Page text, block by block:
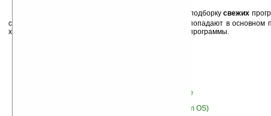
ы продолжаем публиковать еженедельную подборкусвежих
список каждый раз составляется вручную, и в него попадают в основном
хорошую оценку наших посетителей, а также новые программы.
Перейти к списку программ для Windows Mobile
Перейти к списку программ для Garnet OS (Palm OS)